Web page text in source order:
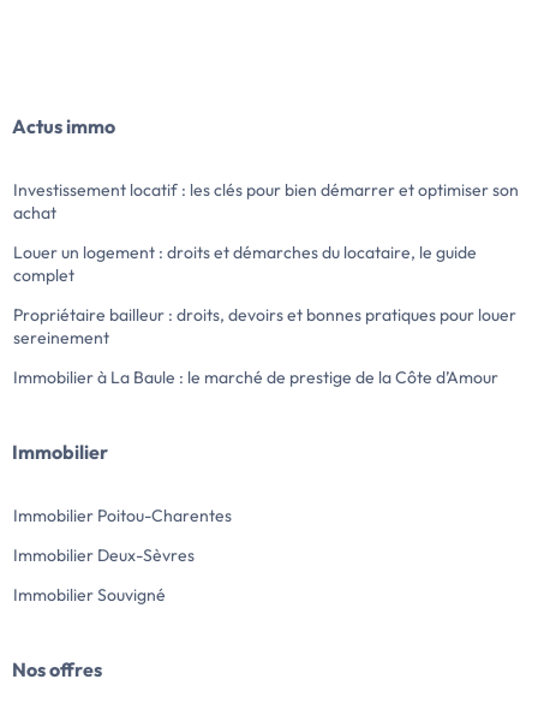
Actus immo
Investissement locatif : les clés pour bien démarrer et optimiser son
achat
Louer un logement : droits et démarches du locataire, le guide
complet
Propriétaire bailleur : droits, devoirs et bonnes pratiques pour louer
sereinement
Immobilier à La Baule : le marché de prestige de la Côte d’Amour
Immobilier
Immobilier Poitou-Charentes
Immobilier Deux-Sèvres
Immobilier Souvigné
Nos offres